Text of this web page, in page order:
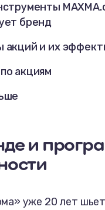
бренд
акций и их
акциям
и
уже 20 лет